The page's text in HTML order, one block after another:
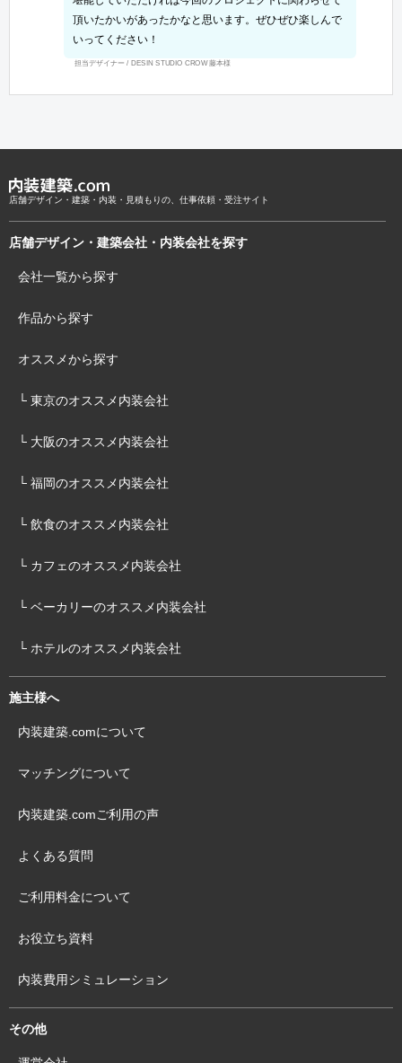
頂いたかいがあったかなと思います。ぜひぜひ楽しんで
いってください！
担当デザイナー / DESIN STUDIO CROW 藤本様
店舗デザイン・建築・内装・見積もりの、仕事依頼・受注サイト
店舗デザイン・建築会社・内装会社を探す
会社一覧から探す
作品から探す
オススメから探す
└ 東京のオススメ内装会社
└ 大阪のオススメ内装会社
└ 福岡のオススメ内装会社
└ 飲食のオススメ内装会社
└ カフェのオススメ内装会社
└ ベーカリーのオススメ内装会社
└ ホテルのオススメ内装会社
施主様へ
内装建築.comについて
マッチングについて
内装建築.comご利用の声
よくある質問
ご利用料金について
お役立ち資料
内装費用シミュレーション
その他